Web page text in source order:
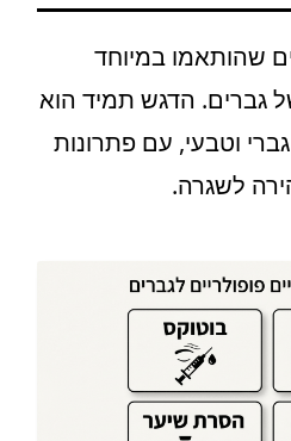
שהותאמו במיוחד
גברים. הדגש תמיד הוא
וטבעי, עם פתרונות
לשגרה.